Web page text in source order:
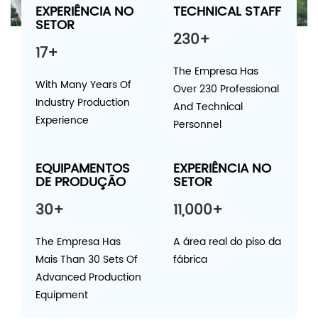
EXPERIÊNCIA NO
SETOR
17+
With Many Years Of
Industry Production
Experience
TECHNICAL STAFF
230+
The Empresa Has
Over 230 Professional
And Technical
Personnel
EQUIPAMENTOS
DE PRODUÇÃO
30+
The Empresa Has
Mais Than 30 Sets Of
Advanced Production
Equipment
EXPERIÊNCIA NO
SETOR
11,000+
A área real do piso da
fábrica